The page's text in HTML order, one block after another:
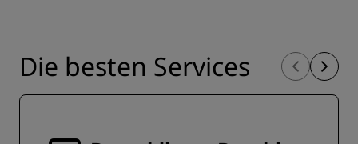
Die besten Services